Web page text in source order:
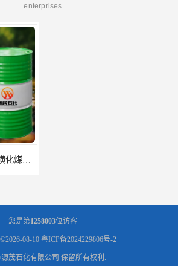
enterprises
您是第1258003位访客
08-10 粤ICP备2024229806号-2
茂石化有限公司 保留所有权利.